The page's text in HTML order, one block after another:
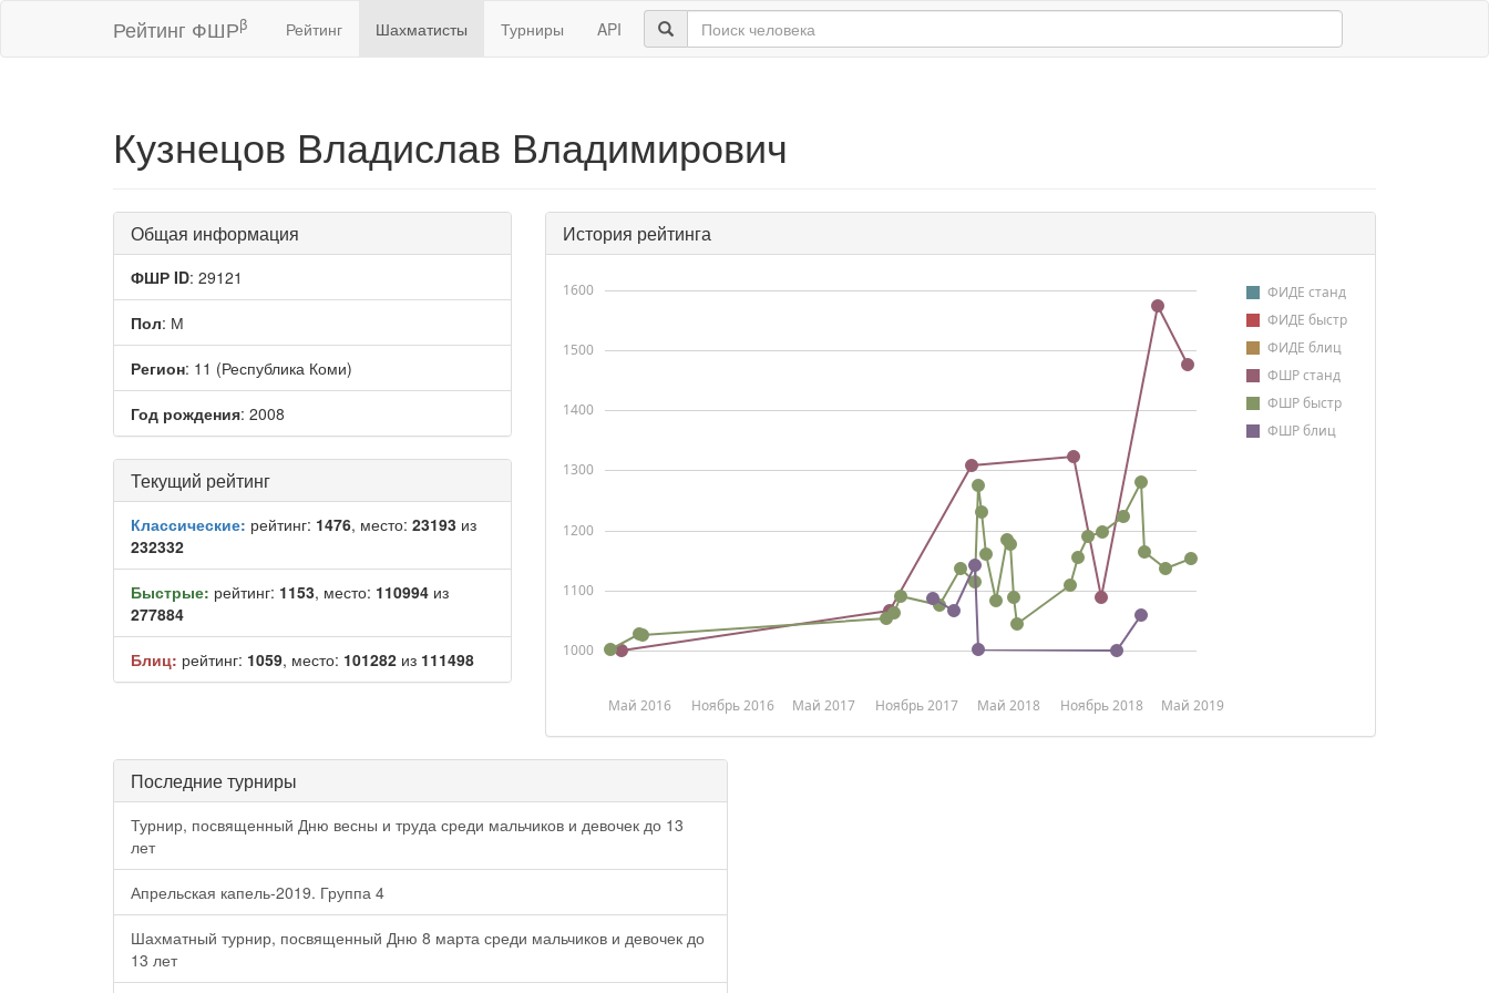
Рейтинг ФШРβ Рейтинг Шахматисты Турниры API
Кузнецов Владислав Владимирович
Общая информация
ФШР ID: 29121
Пол: М
Регион: 11 (Республика Коми)
Год рождения: 2008
Текущий рейтинг
Классические: рейтинг: 1476, место: 23193 из
232332
Быстрые: рейтинг: 1153, место: 110994 из
277884
Блиц: рейтинг: 1059, место: 101282 из 111498
История рейтинга
ФИДЕ станд
ФИДЕ быстр
ФИДЕ блиц
ФШР станд
ФШР быстр
ФШР блиц
Май 2016 Ноябрь 2016 Май 2017 Ноябрь 2017 Май 2018 Ноябрь 2018 Май 2019
1000
1100
1200
1300
1400
1500
1600
Последние турниры
Турнир, посвященный Дню весны и труда среди мальчиков и девочек до 13
лет
Апрельская капель-2019. Группа 4
Шахматный турнир, посвященный Дню 8 марта среди мальчиков и девочек до
13 лет